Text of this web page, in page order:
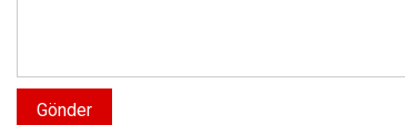
Gönder